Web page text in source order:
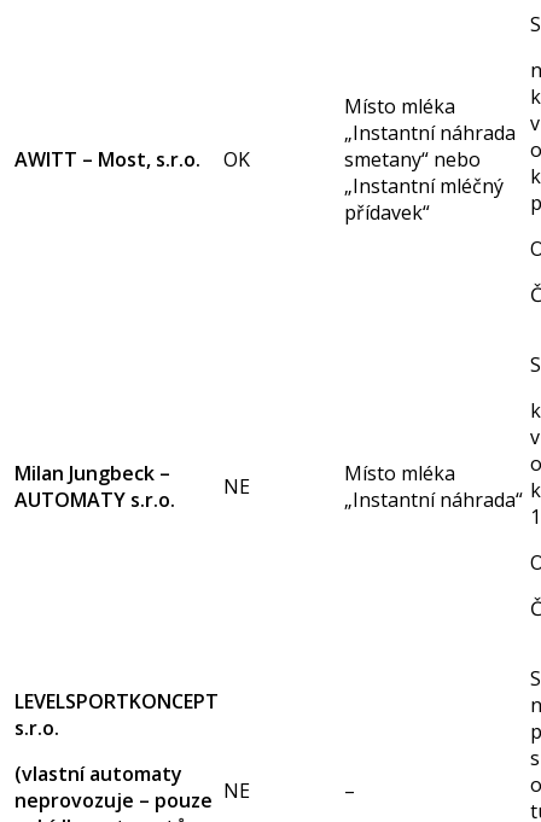
AWITT – Most, s.r.o. OK
Místo mléka
„Instantní náhrada
smetany“ nebo
„Instantní mléčný
přídavek“
Milan Jungbeck –
AUTOMATY s.r.o.
NE
Místo mléka
„Instantní náhrada“
LEVELSPORTKONCEPT
s.r.o.
(vlastní automaty
neprovozuje – pouze NE –